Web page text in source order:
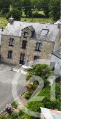
de